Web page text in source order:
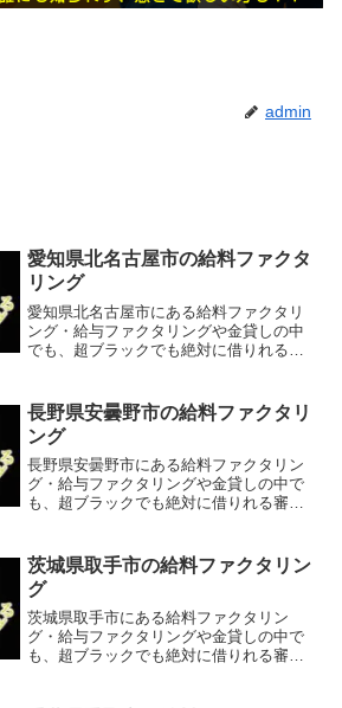
admin
愛知県北名古屋市の給料ファクタ
リング
愛知県北名古屋市にある給料ファクタリ
ング・給与ファクタリングや金貸しの中
でも、超ブラックでも絶対に借りれる審
長野県安曇野市の給料ファクタリ
ング
長野県安曇野市にある給料ファクタリン
グ・給与ファクタリングや金貸しの中で
も、超ブラックでも絶対に借りれる審査
茨城県取手市の給料ファクタリン
グ
茨城県取手市にある給料ファクタリン
グ・給与ファクタリングや金貸しの中で
も、超ブラックでも絶対に借りれる審査